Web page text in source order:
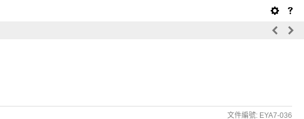
文件編號: EYA7-036